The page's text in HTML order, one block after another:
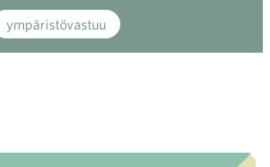
ympäristövastuu